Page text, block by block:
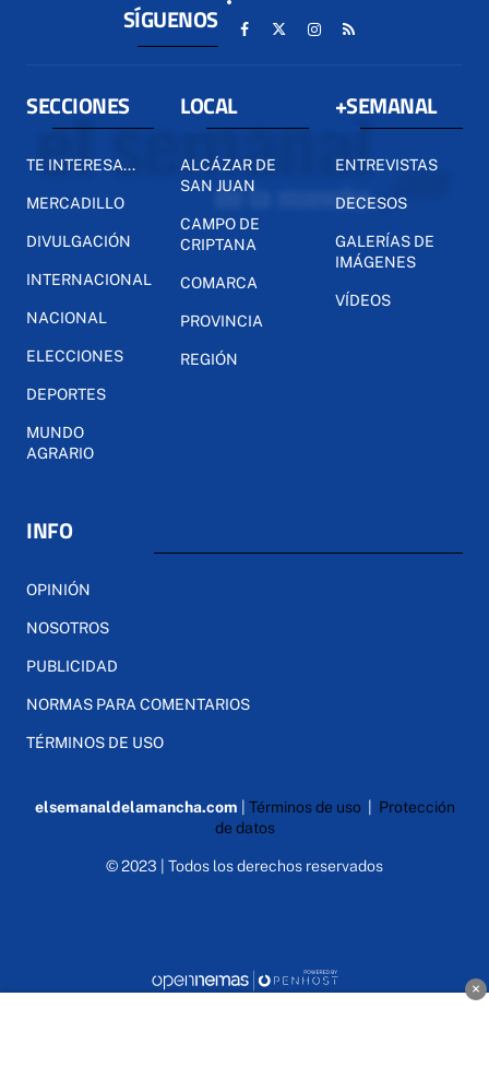
SÍGUENOS
SECCIONES
TE INTERESA...
MERCADILLO
DIVULGACIÓN
INTERNACIONAL
NACIONAL
ELECCIONES
DEPORTES
MUNDO
AGRARIO
LOCAL
ALCÁZAR DE
SAN JUAN
CAMPO DE
CRIPTANA
COMARCA
PROVINCIA
REGIÓN
+SEMANAL
ENTREVISTAS
DECESOS
GALERÍAS DE
IMÁGENES
VÍDEOS
INFO
OPINIÓN
NOSOTROS
PUBLICIDAD
NORMAS PARA COMENTARIOS
TÉRMINOS DE USO
elsemanaldelamancha.com Términos de uso| Protección
de datos
© 2023 | Todos los derechos reservados
×